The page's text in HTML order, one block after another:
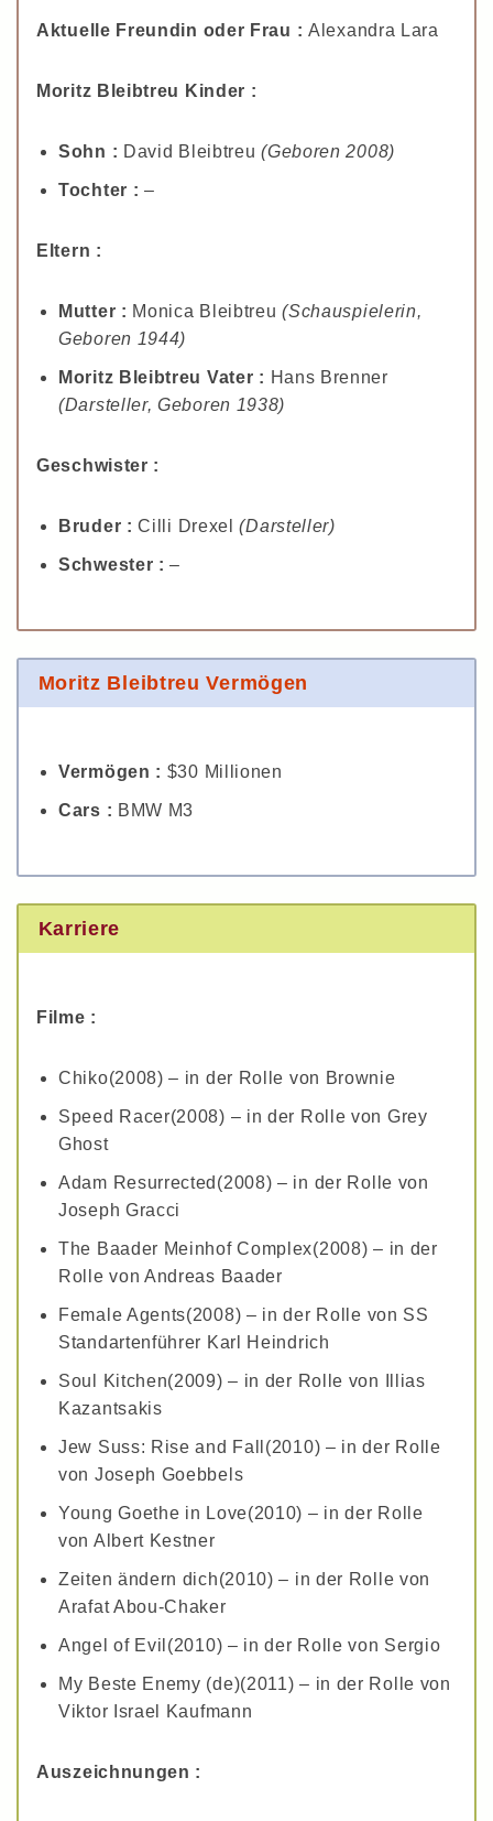
Aktuelle Freundin oder Frau : Alexandra Lara
Moritz Bleibtreu Kinder :
Sohn : David Bleibtreu(Geboren 2008)
Tochter : –
Eltern :
Mutter : Monica Bleibtreu(Schauspielerin,
Geboren 1944)
Moritz Bleibtreu Vater : Hans Brenner
(Darsteller, Geboren 1938)
Geschwister :
Bruder :Cilli Drexel(Darsteller)
Schwester :–
Moritz Bleibtreu Vermögen
Vermögen : $30 Millionen
Cars : BMW M3
Karriere
Filme :
Chiko(2008) – in der Rolle von Brownie
Speed Racer(2008) – in der Rolle von Grey
Ghost
Adam Resurrected(2008) – in der Rolle von
Joseph Gracci
The Baader Meinhof Complex(2008) – in der
Rolle von Andreas Baader
Female Agents(2008) – in der Rolle von SS
Standartenführer Karl Heindrich
Soul Kitchen(2009) – in der Rolle von Illias
Kazantsakis
Jew Suss: Rise and Fall(2010) – in der Rolle
von Joseph Goebbels
Young Goethe in Love(2010) – in der Rolle
von Albert Kestner
Zeiten ändern dich(2010) – in der Rolle von
Arafat Abou-Chaker
Angel of Evil(2010) – in der Rolle von Sergio
My Beste Enemy (de)(2011) – in der Rolle von
Viktor Israel Kaufmann
Auszeichnungen :